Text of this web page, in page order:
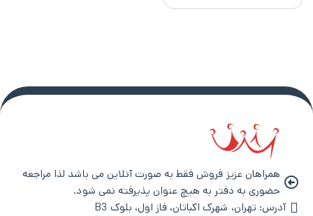
همراهان عزیز فروش فقط به صورت آنلاین می باشد لذا مراجعه
حضوری به دفتر به هیچ عنوان پذیرفته نمی شود.
آدرس: تهران، شهرک اکباتان، فاز اول، بلوک B3